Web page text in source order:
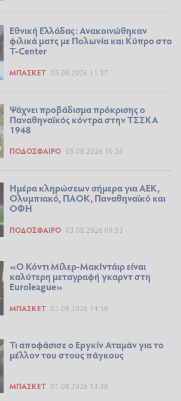
Εθνική Ελλάδας: Ανακοινώθηκαν
φιλικά ματς με Πολωνία και Κύπρο στο
T-Center
ΜΠΆΣΚΕΤ 05.08.2026 11:37
Ψάχνει προβάδισμα πρόκρισης ο
Παναθηναϊκός κόντρα στην ΤΣΣΚΑ
1948
ΠΟΔΌΣΦΑΙΡΟ 05.08.2026 10:36
Ημέρα κληρώσεων σήμερα για ΑΕΚ,
Ολυμπιακό, ΠΑΟΚ, Παναθηναϊκό και
ΟΦΗ
ΠΟΔΌΣΦΑΙΡΟ 03.08.2026 09:53
«Ο Κόντι Μίλερ-ΜακΙντάιρ είναι
καλύτερη μεταγραφή γκαρντ στη
Euroleague»
ΜΠΆΣΚΕΤ 01.08.2026 14:58
Τι αποφάσισε ο Εργκίν Αταμάν για το
μέλλον του στους πάγκους
ΜΠΆΣΚΕΤ 01.08.2026 13:38